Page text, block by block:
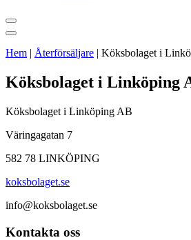
Hem | Återförsäljare | Köksbolaget i
Köksbolaget i Linköping
Köksbolaget i Linköping AB
Väringagatan 7
582 78 LINKÖPING
koksbolaget.se
info@koksbolaget.se
Kontakta oss